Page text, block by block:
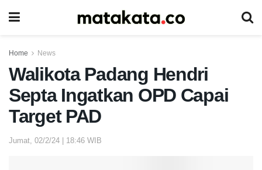
Home News
Walikota Padang Hendri
Septa Ingatkan OPD Capai
Target PAD
Jumat, 02/2/24 | 18:46 WIB